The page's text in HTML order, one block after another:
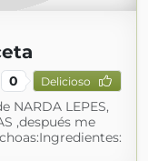
0 Delicioso
NARDA LEPES,
,después me